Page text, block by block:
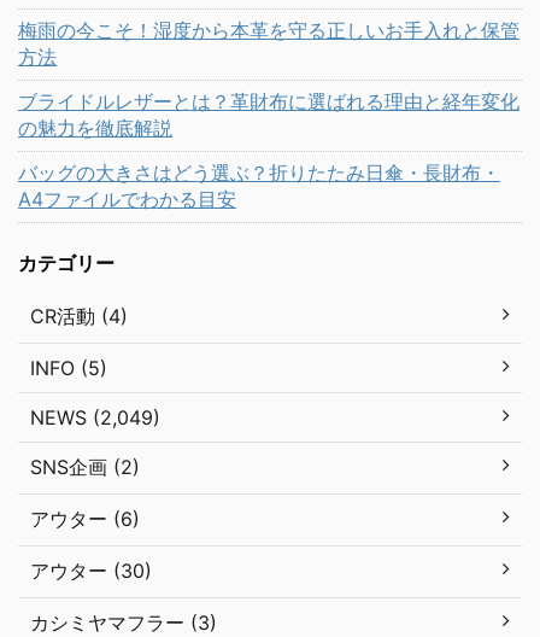
梅雨の今こそ！湿度から本革を守る正しいお手入れと保管
方法
ブライドルレザーとは？革財布に選ばれる理由と経年変化
の魅力を徹底解説
バッグの大きさはどう選ぶ？折りたたみ日傘・長財布・
A4ファイルでわかる目安
カテゴリー
CR活動 (4)
INFO (5)
NEWS (2,049)
SNS企画 (2)
アウター (6)
アウター (30)
カシミヤマフラー (3)